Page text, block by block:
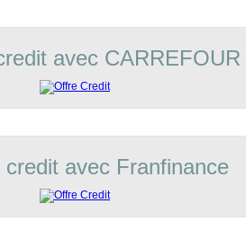
avec CARREFOUR
avec Franfinance